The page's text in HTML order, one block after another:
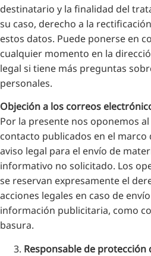
destinatario y la finalidad del
su caso, derecho a la
estos datos. Puede ponerse en
cualquier momento en la
legal si tiene más preguntas
personales.
Objeción a los correos
Por la presente nos oponemos
contacto publicados en el
aviso legal para el envío de
informativo no solicitado. Los
se reservan expresamente el
acciones legales en caso de
información publicitaria, como
basura.
Responsable de protección